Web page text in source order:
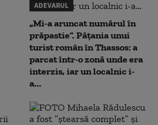
ADEVARUL
„Mi-a aruncat numărul în
prăpastie”. Pățania unui
turist român în Thassos: a
parcat într-o zonă unde era
interzis, iar un localnic i-
a...